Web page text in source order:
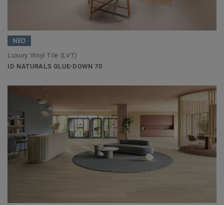
ΝΕΟ
Luxury Vinyl Tile (LVT)
ID NATURALS GLUE-DOWN 70